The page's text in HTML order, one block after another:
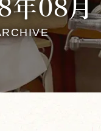
年08月